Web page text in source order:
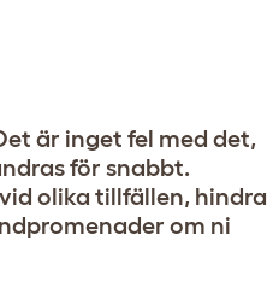
är inget fel med det,
för snabbt.
olika tillfällen, hindra
om ni